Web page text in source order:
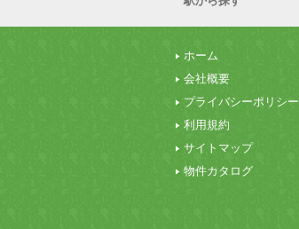
ホーム
会社概要
プライバシーポリシー
利用規約
サイトマップ
物件カタログ